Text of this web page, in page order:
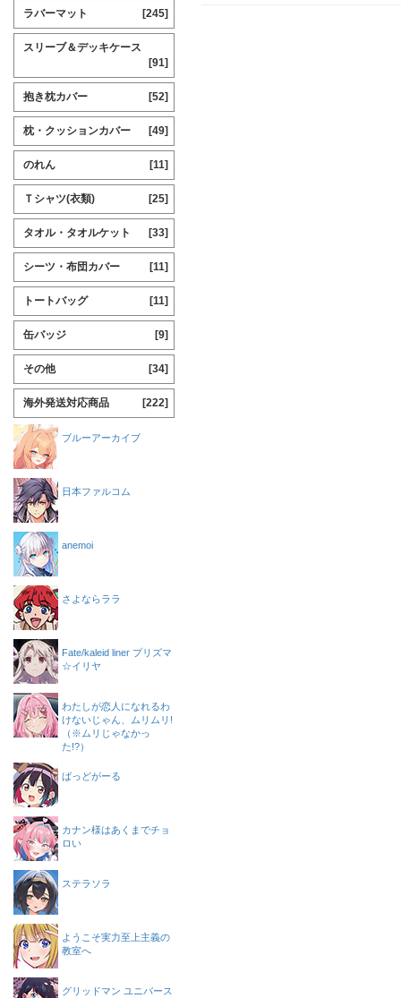
ラバーマット [245]
スリーブ＆デッキケース
[91]
抱き枕カバー [52]
枕・クッションカバー [49]
のれん [11]
Ｔシャツ(衣類) [25]
タオル・タオルケット [33]
シーツ・布団カバー [11]
トートバッグ [11]
缶バッジ [9]
その他 [34]
海外発送対応商品 [222]
ブルーアーカイブ
日本ファルコム
anemoi
さよならララ
Fate/kaleid liner プリズマ
☆イリヤ
わたしが恋人になれるわ
けないじゃん、ムリムリ!
（※ムリじゃなかっ
た!?）
ばっどがーる
カナン様はあくまでチョ
ロい
ステラソラ
ようこそ実力至上主義の
教室へ
グリッドマン ユニバース